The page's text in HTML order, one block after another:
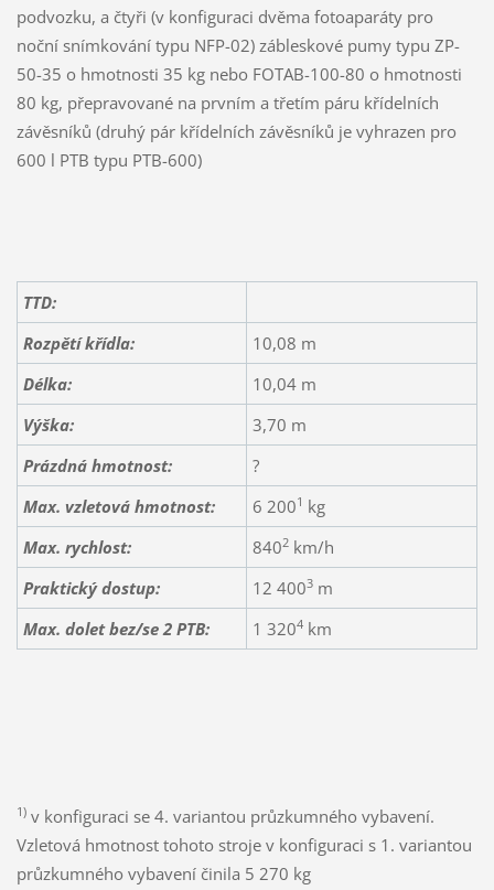
podvozku, a čtyři (v konfiguraci dvěma fotoaparáty pro
noční snímkování typu NFP-02) zábleskové pumy typu ZP-
50-35 o hmotnosti 35 kg nebo FOTAB-100-80 o hmotnosti
80 kg, přepravované na prvním a třetím páru křídelních
závěsníků (druhý pár křídelních závěsníků je vyhrazen pro
600 l PTB typu PTB-600)
TTD:
Rozpětí křídla:
10,08 m
Délka:
10,04 m
Výška:
3,70 m
Prázdná hmotnost:
?
Max. vzletová hmotnost:
6 2001 kg
Max. rychlost:
8402km/h
Praktický dostup:
12 4003m
Max. dolet bez/se 2 PTB:
1 3204km
1)v konfiguraci se 4. variantou průzkumného vybavení.
Vzletová hmotnost tohoto stroje v konfiguraci s 1. variantou
průzkumného vybavení činila 5 270 kg